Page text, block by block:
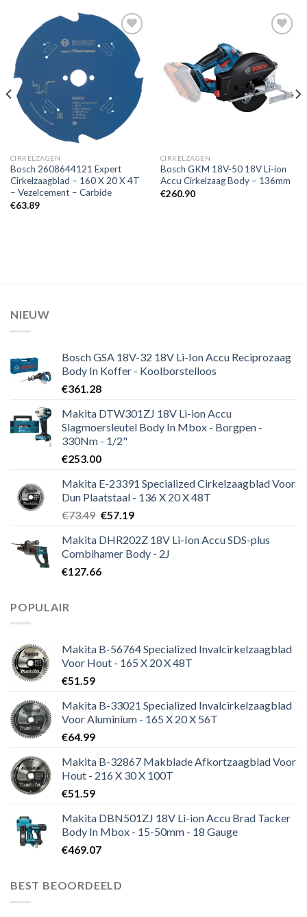
Toevoegen
CIRKELZAGEN
Bosch 2608644121 Expert
Cirkelzaagblad – 160 X 20 X 4T
– Vezelcement – Carbide
€63.89
Toevoegen
aan
verlanglijst
CIRKELZAGEN
Bosch GKM 18V-50 18V Li-ion
Accu Cirkelzaag Body – 136mm
€260.90
NIEUW
Bosch GSA 18V-32 18V Li-Ion Accu Reciprozaag
Body In Koffer - Koolborstelloos
€361.28
Makita DTW301ZJ 18V Li-ion Accu
Slagmoersleutel Body In Mbox - Borgpen -
330Nm - 1/2"
€253.00
Makita E-23391 Specialized Cirkelzaagblad Voor
Dun Plaatstaal - 136 X 20 X 48T
€73.49 Oorspronkelijke
was:
€73.49.
€57.19Huidige
is:
€57.19.
Makita DHR202Z 18V Li-Ion Accu SDS-plus
Combihamer Body - 2J
€127.66
POPULAIR
Makita B-56764 Specialized Invalcirkelzaagblad
Voor Hout - 165 X 20 X 48T
€51.59
Makita B-33021 Specialized Invalcirkelzaagblad
Voor Aluminium - 165 X 20 X 56T
€64.99
Makita B-32867 Makblade Afkortzaagblad Voor
Hout - 216 X 30 X 100T
€51.59
Makita DBN501ZJ 18V Li-ion Accu Brad Tacker
Body In Mbox - 15-50mm - 18 Gauge
€469.07
BEST BEOORDEELD